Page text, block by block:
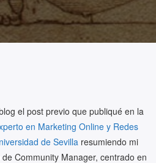
el post previo que publiqué en la
en Marketing Online y Redes
de Sevilla resumiendo mi
Community Manager, centrado en